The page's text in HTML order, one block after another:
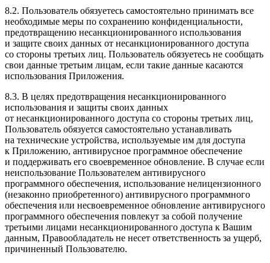
8.2. Пользователь обязуетесь самостоятельно принимать все
необходимые меры по сохранению конфиденциальности,
предотвращению несанкционированного использования
и защите своих данных от несанкционированного доступа
со стороны третьих лиц. Пользователь обязуетесь не сообщать
свои данные третьим лицам, если такие данные касаются
использования Приложения.
8.3. В целях предотвращения несанкционированного
использования и защиты своих данных
от несанкционированного доступа со стороны третьих лиц,
Пользователь обязуется самостоятельно устанавливать
на технические устройства, используемые им для доступа
к Приложению, антивирусное программное обеспечение
и поддерживать его своевременное обновление. В случае если
неиспользование Пользователем антивирусного
программного обеспечения, использование нелицензионного
(незаконно приобретенного) антивирусного программного
обеспечения или несвоевременное обновление антивирусного
программного обеспечения повлекут за собой получение
третьими лицами несанкционированного доступа к Вашим
данным, Правообладатель не несет ответственность за ущерб,
причиненный Пользователю.